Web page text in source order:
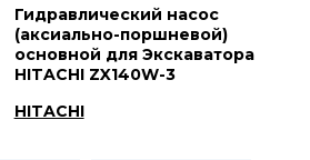
Гидравлический насос
(аксиально-поршневой)
основной для Экскаватора
HITACHI ZX140W-3
HITACHI